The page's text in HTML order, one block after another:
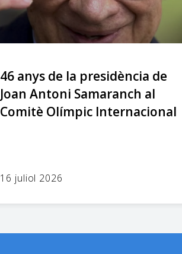
46 anys de la presidència de
Joan Antoni Samaranch al
Comitè Olímpic Internacional
16 juliol 2026